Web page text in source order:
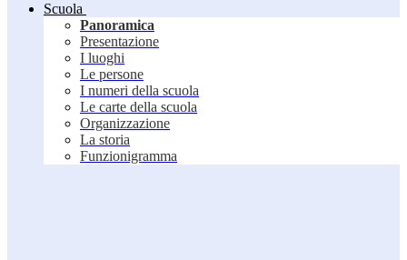
Scuola
Panoramica
Presentazione
I luoghi
Le persone
I numeri della scuola
Le carte della scuola
Organizzazione
La storia
Funzionigramma